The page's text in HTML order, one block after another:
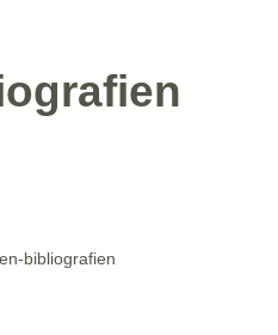
bibliografien